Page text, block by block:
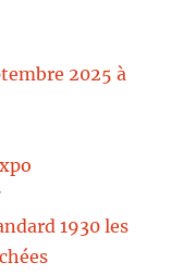
2025 à
1930 les